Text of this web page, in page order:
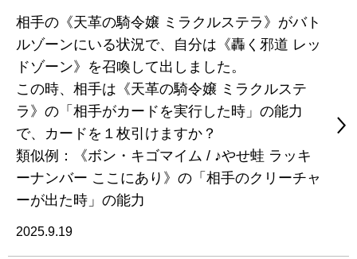
相手の《天革の騎令嬢 ミラクルステラ》がバト
ルゾーンにいる状況で、自分は《轟く邪道 レッ
ドゾーン》を召喚して出しました。
この時、相手は《天革の騎令嬢 ミラクルステ
ラ》の「相手がカードを実行した時」の能力
で、カードを１枚引けますか？
類似例：《ボン・キゴマイム / ♪やせ蛙 ラッキ
ーナンバー ここにあり》の「相手のクリーチャ
ーが出た時」の能力
2025.9.19